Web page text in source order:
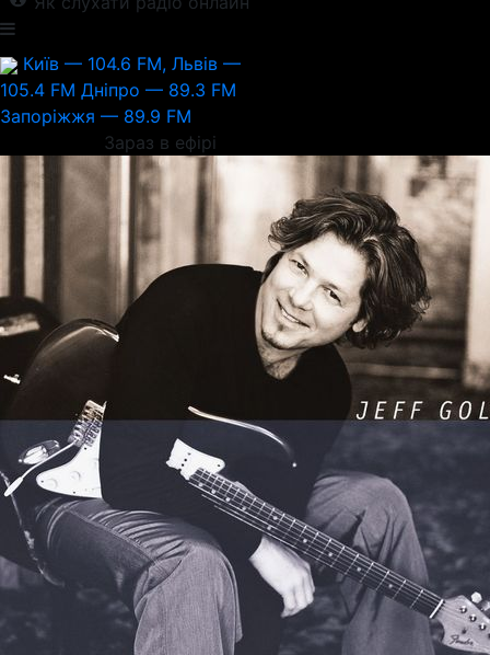
Київ — 104.6 FM, Львів —
105.4 FM Дніпро — 89.3 FM
Запоріжжя — 89.9 FM
Зараз в ефірі